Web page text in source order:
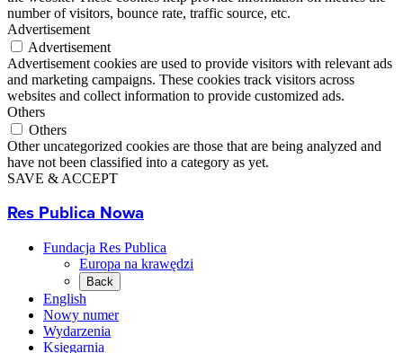
number of visitors, bounce rate, traffic source, etc.
Advertisement
Advertisement
Advertisement cookies are used to provide visitors with relevant ads
and marketing campaigns. These cookies track visitors across
websites and collect information to provide customized ads.
Others
Others
Other uncategorized cookies are those that are being analyzed and
have not been classified into a category as yet.
SAVE & ACCEPT
Res Publica Nowa
Fundacja Res Publica
Europa na krawędzi
Back
English
Nowy numer
Wydarzenia
Księgarnia